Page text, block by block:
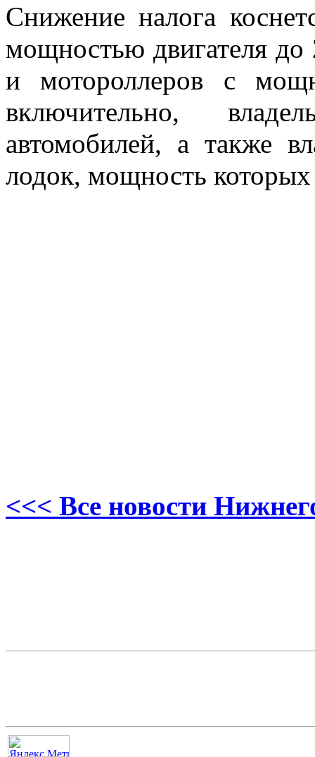
Снижение налога
мощностью двигателя до
и мотороллеров с
включительно,
автомобилей, а также
лодок, мощность
<<< Все новости